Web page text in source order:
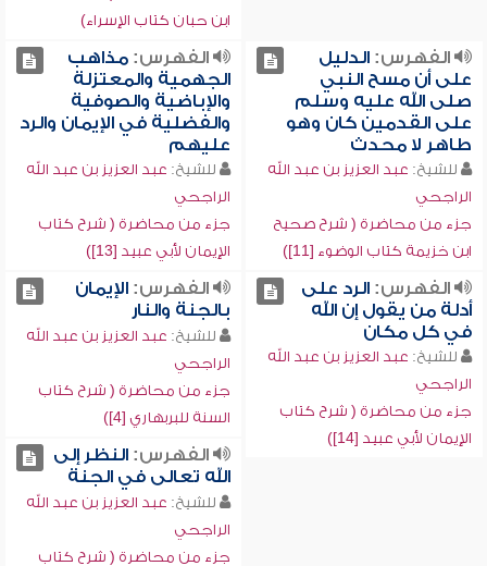
ابن حبان كتاب الإسراء)
الفهرس:الدليل
على أن مسح النبي
صلى الله عليه وسلم
على القدمين كان وهو
طاهر لا محدث
للشيخ: عبد العزيز بن عبد الله
الراجحي
جزء من محاضرة ( شرح صحيح
ابن خزيمة كتاب الوضوء [11])
الفهرس:مذاهب
الجهمية والمعتزلة
والإباضية والصوفية
والفضلية في الإيمان والرد
عليهم
للشيخ: عبد العزيز بن عبد الله
الراجحي
جزء من محاضرة ( شرح كتاب
الإيمان لأبي عبيد [13])
الفهرس:الرد على
أدلة من يقول إن الله
في كل مكان
للشيخ: عبد العزيز بن عبد الله
الراجحي
جزء من محاضرة ( شرح كتاب
الإيمان لأبي عبيد [14])
الفهرس:الإيمان
بالجنة والنار
للشيخ: عبد العزيز بن عبد الله
الراجحي
جزء من محاضرة ( شرح كتاب
السنة للبربهاري [4])
الفهرس:النظر إلى
الله تعالى في الجنة
للشيخ: عبد العزيز بن عبد الله
الراجحي
جزء من محاضرة ( شرح كتاب